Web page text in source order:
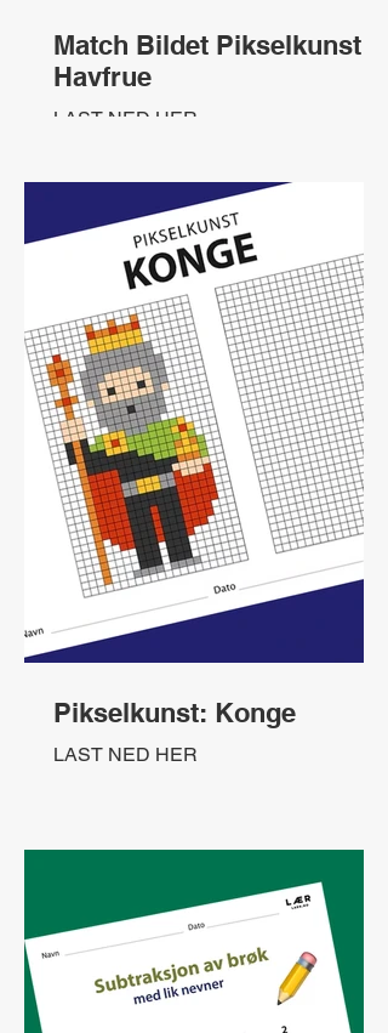
Match Bildet Pikselkunst
Havfrue
LAST NED HER
Pikselkunst: Konge
LAST NED HER